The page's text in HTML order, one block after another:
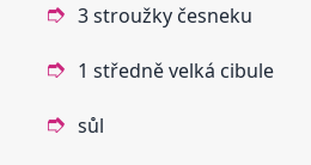
3 stroužky česneku
1 středně velká cibule
sůl